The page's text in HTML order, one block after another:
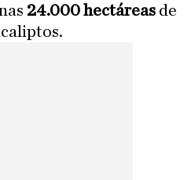
24.000 hectáreas de